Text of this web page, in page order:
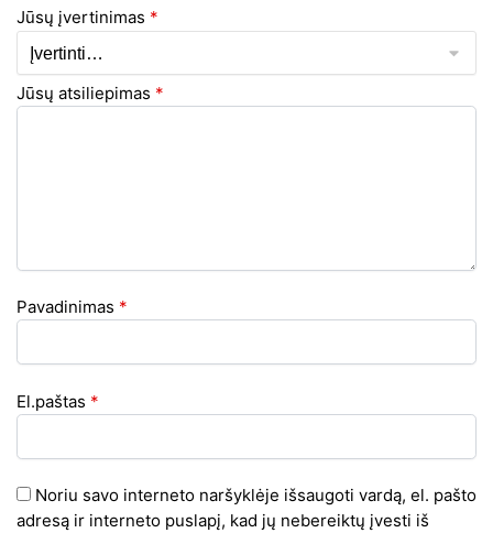
Jūsų įvertinimas *
Jūsų atsiliepimas *
Pavadinimas *
El.paštas *
Noriu savo interneto naršyklėje išsaugoti vardą, el. pašto
adresą ir interneto puslapį, kad jų nebereiktų įvesti iš